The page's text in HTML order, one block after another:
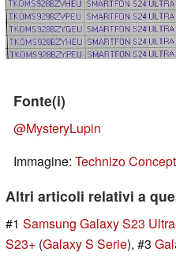
Fonte(i)
@MysteryLupin
Immagine: Technizo Concept
Altri articoli relativi a
#1 Samsung Galaxy S23 Ultra
S23+ (Galaxy S Serie), #3